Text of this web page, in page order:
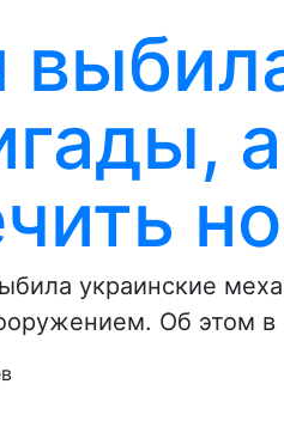
украинские
Об этом в